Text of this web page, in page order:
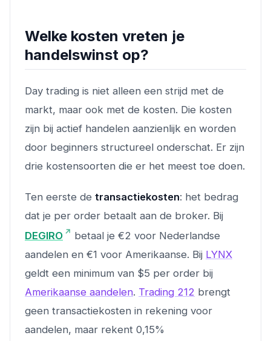
Welke kosten vreten je
handelswinst op?
Day trading is niet alleen een strijd met de
markt, maar ook met de kosten. Die kosten
zijn bij actief handelen aanzienlijk en worden
door beginners structureel onderschat. Er zijn
drie kostensoorten die er het meest toe doen.
Ten eerste de transactiekosten: het bedrag
dat je per order betaalt aan de broker. Bij
DEGIRO
betaal je €2 voor Nederlandse
aandelen en €1 voor Amerikaanse. Bij LYNX
geldt een minimum van $5 per order bij
Amerikaanse aandelen. Trading 212 brengt
geen transactiekosten in rekening voor
aandelen, maar rekent 0,15%